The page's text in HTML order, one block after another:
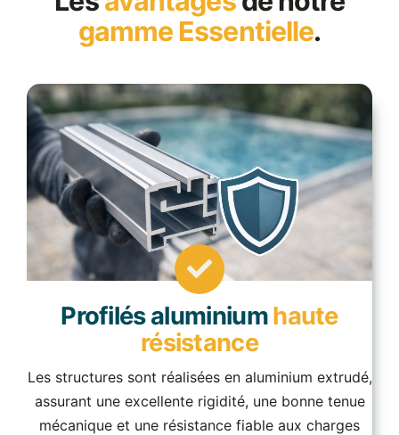
gamme Essentielle.
Profilés aluminiumhaute
résistance
Les structures sont réalisées en aluminium extrudé,
assurant une excellente rigidité, une bonne tenue
mécanique et une résistance fiable aux charges